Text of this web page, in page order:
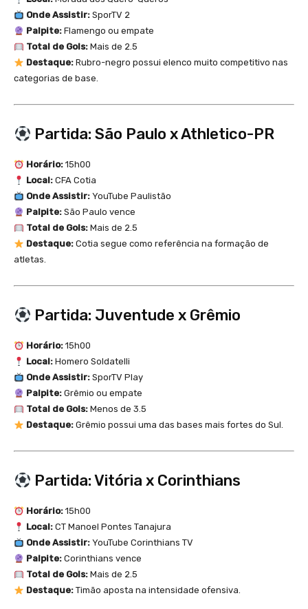
Onde Assistir:SporTV 2
Palpite:Flamengo ou empate
Total de Gols:Mais de 2.5
Destaque:Rubro-negro possui elenco muito competitivo nas
categorias de base.
Partida: São Paulo x Athletico-PR
Horário:15h00
Local:CFA Cotia
Onde Assistir:YouTube Paulistão
Palpite:São Paulo vence
Total de Gols:Mais de 2.5
Destaque:Cotia segue como referência na formação de
atletas.
Partida: Juventude x Grêmio
Horário:15h00
Local:Homero Soldatelli
Onde Assistir:SporTV Play
Palpite:Grêmio ou empate
Total de Gols:Menos de 3.5
Destaque:Grêmio possui uma das bases mais fortes do Sul.
Partida: Vitória x Corinthians
Horário:15h00
Local:CT Manoel Pontes Tanajura
Onde Assistir:YouTube Corinthians TV
Palpite:Corinthians vence
Total de Gols:Mais de 2.5
Destaque:Timão aposta na intensidade ofensiva.